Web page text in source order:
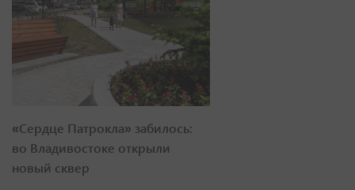
«Сердце Патрокла» забилось:
во Владивостоке открыли
новый сквер